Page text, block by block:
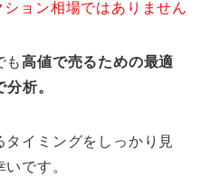
ション相場ではありません
も高値で売るための最適
析。
タイミングをしっかり見
です。